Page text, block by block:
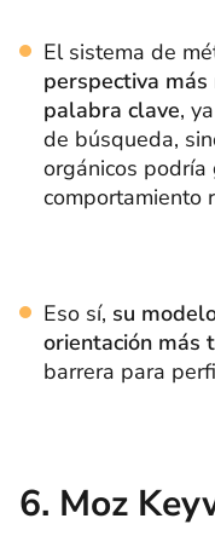
El sistema de
perspectiva
palabra clave,
de búsqueda,
orgánicos
comportamiento
Eso sí, su
orientación más
barrera para
6. Moz